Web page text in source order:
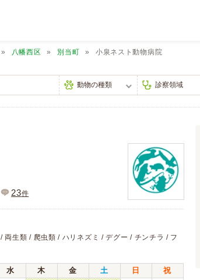
八幡西区 別当町 小泉ネスト動物病院
23件
生類 / 爬虫類 / ハリネズミ / デグー / チンチラ / フ
水 木 金 土 日
祝